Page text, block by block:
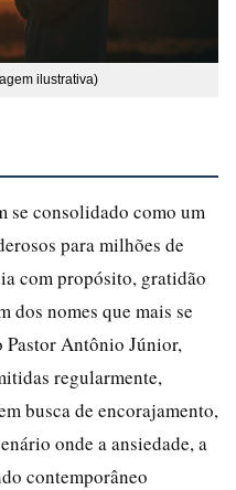
ilustrativa)
se consolidado como um
para milhões de
com propósito, gratidão
dos nomes que mais se
Pastor Antônio Júnior,
regularmente,
busca de encorajamento,
onde a ansiedade, a
contemporâneo